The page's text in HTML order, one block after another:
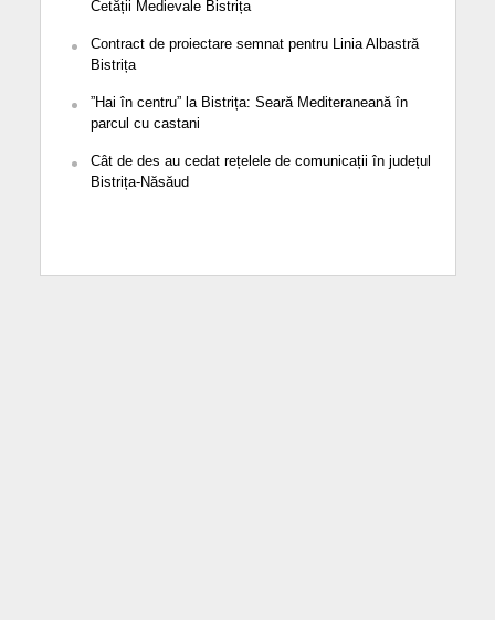
Cetății Medievale Bistrița
Contract de proiectare semnat pentru Linia Albastră
Bistrița
”Hai în centru” la Bistrița: Seară Mediteraneană în
parcul cu castani
Cât de des au cedat rețelele de comunicații în județul
Bistrița-Năsăud